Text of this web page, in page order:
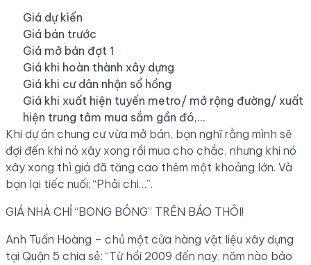
Giá dự kiến
Giá bán trước
Giá mở bán đợt 1
Giá khi hoàn thành xây dựng
Giá khi cư dân nhận sổ hồng
Giá khi xuất hiện tuyến metro/ mở rộng đường/ xuất
hiện trung tâm mua sắm gần đó,…
Khi dự án chung cư vừa mở bán, bạn nghĩ rằng mình sẽ
đợi đến khi nó xây xong rồi mua cho chắc, nhưng khi nó
xây xong thì giá đã tăng cao thêm một khoảng lớn. Và
bạn lại tiếc nuối: “Phải chi…”.
GIÁ NHÀ CHỈ “BONG BÓNG” TRÊN BÁO THÔI!
Anh Tuấn Hoàng – chủ một cửa hàng vật liệu xây dựng
tại Quận 5 chia sẻ: “Từ hồi 2009 đến nay, năm nào báo